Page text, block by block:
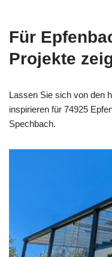
Für
Projekte
Lassen Sie sich von den
inspirieren für 74925
Spechbach.